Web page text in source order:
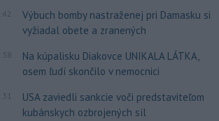
Výbuch bomby nastraženej pri Damasku si
vyžiadal obete a zranených
Na kúpalisku Diakovce UNIKALA LÁTKA,
osem ľudí skončilo v nemocnici
USA zaviedli sankcie voči predstaviteľom
kubánskych ozbrojených síl